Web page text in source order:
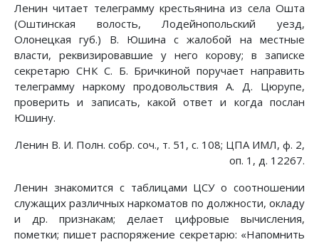
Ленин читает телеграмму крестьянина из села Ошта
(Оштинская волость, Лодейнопольский уезд,
Олонецкая губ.) В. Юшина с жалобой на местные
власти, реквизировавшие у него корову; в записке
секретарю СНК С. Б. Бричкиной поручает направить
телеграмму наркому продовольствия А. Д. Цюрупе,
проверить и записать, какой ответ и когда послан
Юшину.
Ленин В. И. Полн. собр. соч., т. 51, с. 108; ЦПА ИМЛ, ф. 2,
оп. 1, д. 12267.
Ленин знакомится с таблицами ЦСУ о соотношении
служащих различных наркоматов по должности, окладу
и др. признакам; делает цифровые вычисления,
пометки; пишет распоряжение секретарю: «Напомнить